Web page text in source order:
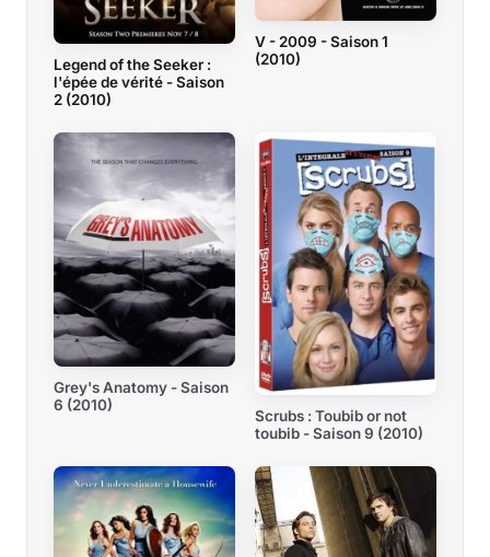
Legend of the Seeker :
l'épée de vérité - Saison
2 (2010)
V - 2009 - Saison 1
(2010)
Grey's Anatomy - Saison
6 (2010)
Scrubs : Toubib or not
toubib - Saison 9 (2010)